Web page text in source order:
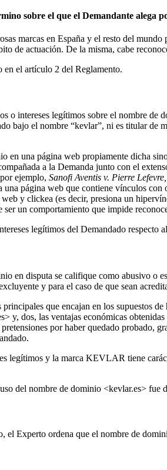
sobre el que el Demandante alega
marcas en España y el resto del
de actuación. De la misma, cabe
el artículo 2 del Reglamento.
o intereses legítimos sobre el nombre
bajo el nombre “kevlar”, ni es titular
en una página web propiamente dicha
a la Demanda junto con el
ejemplo, Sanofi Aventis v. Pierre Lefevre,
página web que contiene vínculos
y clickea (es decir, presiona un
un comportamiento que impide
legítimos del Demandado respecto
en disputa se califique como abusivo o
y para el caso de que sean
que encajan en los supuestos
y, dos, las ventajas económicas
por haber quedado probado,
legítimos y la marca KEVLAR tiene
del nombre de dominio <kevlar.es> fue
Experto ordena que el nombre de